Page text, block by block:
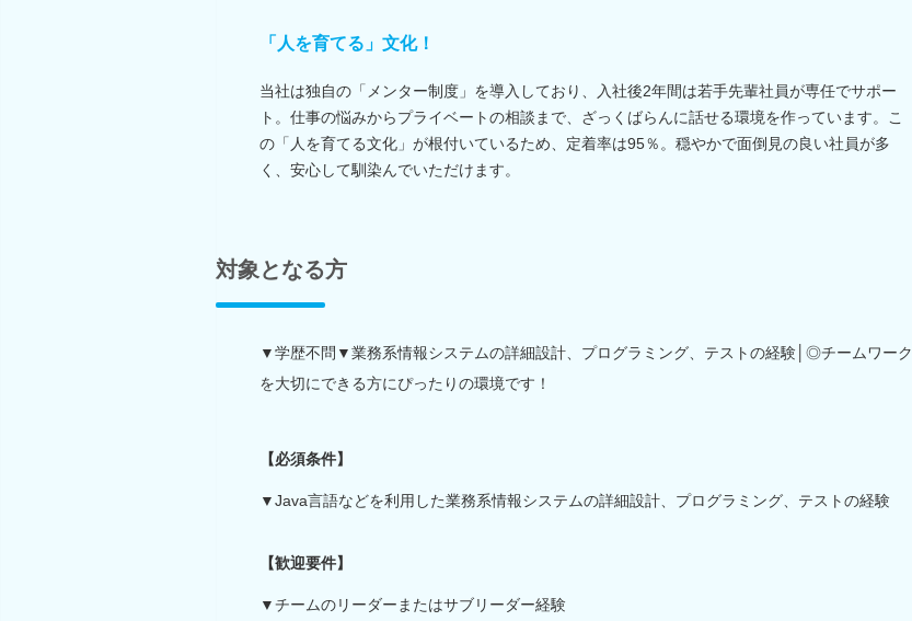
「人を育てる」文化！
当社は独自の「メンター制度」を導入しており、入社後2年間は若手先輩社員が専任でサポー
ト。仕事の悩みからプライベートの相談まで、ざっくばらんに話せる環境を作っています。こ
の「人を育てる文化」が根付いているため、定着率は95％。穏やかで面倒見の良い社員が多
く、安心して馴染んでいただけます。
対象となる方
▼学歴不問▼業務系情報システムの詳細設計、プログラミング、テストの経験│◎チームワーク
を大切にできる方にぴったりの環境です！
【必須条件】
▼Java言語などを利用した業務系情報システムの詳細設計、プログラミング、テストの経験
【歓迎要件】
▼チームのリーダーまたはサブリーダー経験